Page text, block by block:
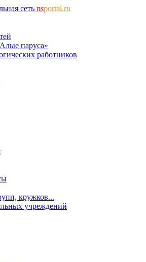
сеть nsportal.ru
паруса»
работников
кружков...
учреждений